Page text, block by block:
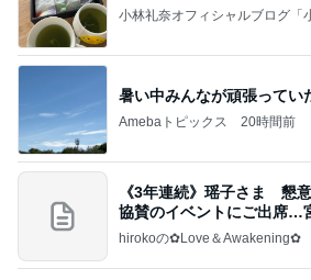
小林礼奈オフィシャルブログ「
暑い中みんなが頑張ってい
Amebaトピックス 20時間前
《3年連続》瑶子さま 懇
協賛のイベントにご出席…
すぎ
hirokoの✿Love＆Awakening✿